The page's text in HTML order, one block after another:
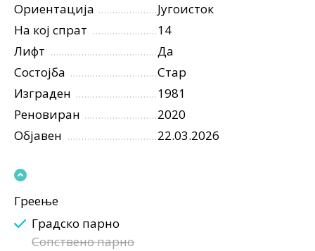
Ориентација
Југоисток
На кој спрат
14
Лифт
Да
Состојба
Стар
Изграден
1981
Реновиран
2020
Објавен
22.03.2026
Греење
Градско парно
Сопствено парно